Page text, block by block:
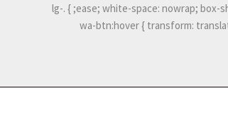
ease; white-space: nowrap; box-shadow: 0 4px 10px rgba(37, 211, 102, 0.3); } .lg-
wa-btn:hover { transform: